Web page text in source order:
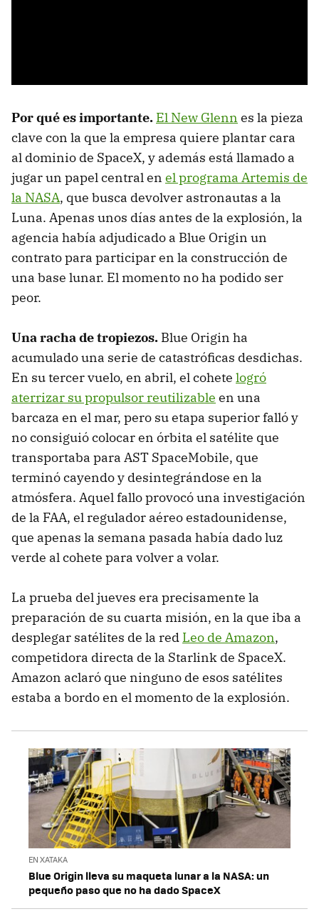
Por qué es importante. El New Glenn es la pieza
clave con la que la empresa quiere plantar cara
al dominio de SpaceX, y además está llamado a
jugar un papel central en el programa Artemis de
la NASA, que busca devolver astronautas a la
Luna. Apenas unos días antes de la explosión, la
agencia había adjudicado a Blue Origin un
contrato para participar en la construcción de
una base lunar. El momento no ha podido ser
peor.
Una racha de tropiezos. Blue Origin ha
acumulado una serie de catastróficas desdichas.
En su tercer vuelo, en abril, el cohete logró
aterrizar su propulsor reutilizable en una
barcaza en el mar, pero su etapa superior falló y
no consiguió colocar en órbita el satélite que
transportaba para AST SpaceMobile, que
terminó cayendo y desintegrándose en la
atmósfera. Aquel fallo provocó una investigación
de la FAA, el regulador aéreo estadounidense,
que apenas la semana pasada había dado luz
verde al cohete para volver a volar.
La prueba del jueves era precisamente la
preparación de su cuarta misión, en la que iba a
desplegar satélites de la red Leo de Amazon,
competidora directa de la Starlink de SpaceX.
Amazon aclaró que ninguno de esos satélites
estaba a bordo en el momento de la explosión.
EN XATAKA
Blue Origin lleva su maqueta lunar a la NASA: un
pequeño paso que no ha dado SpaceX